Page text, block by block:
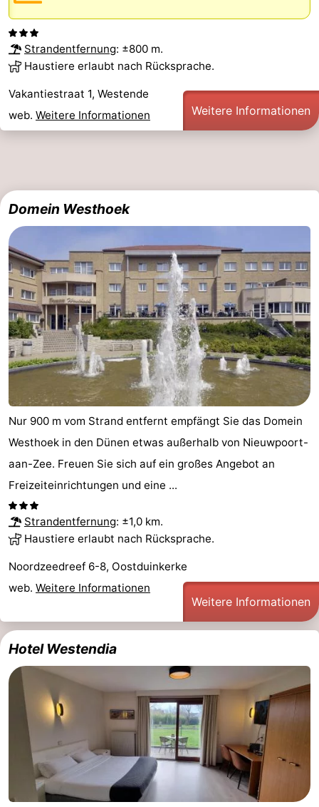
Strandentfernung: ±800 m.
Haustiere erlaubt nach Rücksprache.
Vakantiestraat 1, Westende
web. Weitere Informationen Weitere Informationen
Domein Westhoek
Nur 900 m vom Strand entfernt empfängt Sie das Domein
Westhoek in den Dünen etwas außerhalb von Nieuwpoort-
aan-Zee. Freuen Sie sich auf ein großes Angebot an
Freizeiteinrichtungen und eine ...
Strandentfernung: ±1,0 km.
Haustiere erlaubt nach Rücksprache.
Noordzeedreef 6-8, Oostduinkerke
web. Weitere Informationen
Weitere Informationen
Hotel Westendia